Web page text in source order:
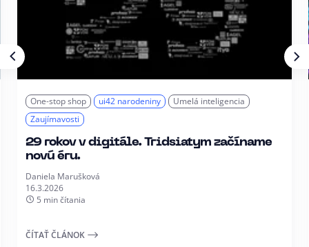
One-stop shop ui42 narodeniny
Umelá inteligencia
Zaujímavosti
29 rokov v digitále. Tridsiatym začíname
novú éru.
Daniela Marušková
16.3.2026
5 min čítania
ČÍTAŤ ČLÁNOK